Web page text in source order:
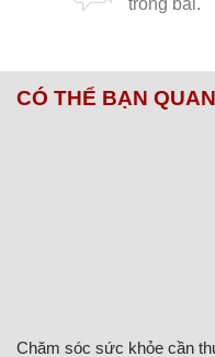
CÓ THỂ BẠN
Chăm sóc sức khỏe cần